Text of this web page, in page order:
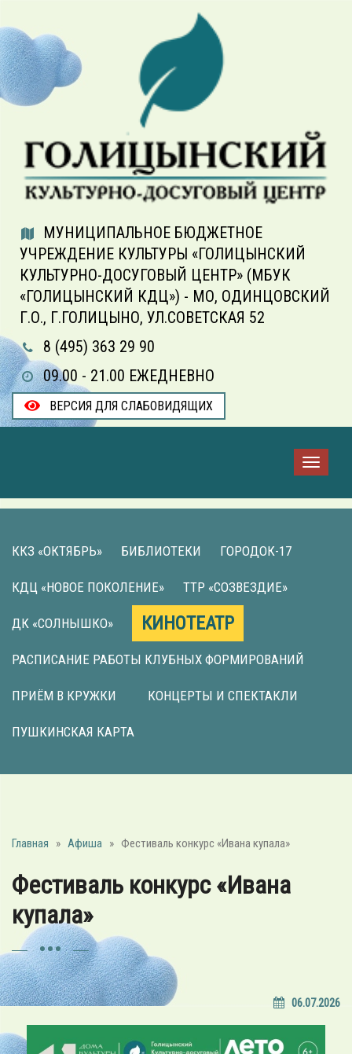
МУНИЦИПАЛЬНОЕ БЮДЖЕТНОЕ
УЧРЕЖДЕНИЕ КУЛЬТУРЫ «ГОЛИЦЫНСКИЙ
КУЛЬТУРНО-ДОСУГОВЫЙ ЦЕНТР» (МБУК
«ГОЛИЦЫНСКИЙ КДЦ») - МО, ОДИНЦОВСКИЙ
Г.О., Г.ГОЛИЦЫНО, УЛ.СОВЕТСКАЯ 52
8 (495) 363 29 90
09.00 - 21.00 ЕЖЕДНЕВНО
ВЕРСИЯ ДЛЯ СЛАБОВИДЯЩИХ
ККЗ «ОКТЯБРЬ» БИБЛИОТЕКИ ГОРОДОК-17
КДЦ «НОВОЕ ПОКОЛЕНИЕ» ТТР «СОЗВЕЗДИЕ»
ДК «СОЛНЫШКО» КИНОТЕАТР
РАСПИСАНИЕ РАБОТЫ КЛУБНЫХ ФОРМИРОВАНИЙ
ПРИЁМ В КРУЖКИ КОНЦЕРТЫ И СПЕКТАКЛИ
ПУШКИНСКАЯ КАРТА
Главная » Афиша » Фестиваль конкурс «Ивана купала»
Фестиваль конкурс «Ивана
купала»
06.07.2026